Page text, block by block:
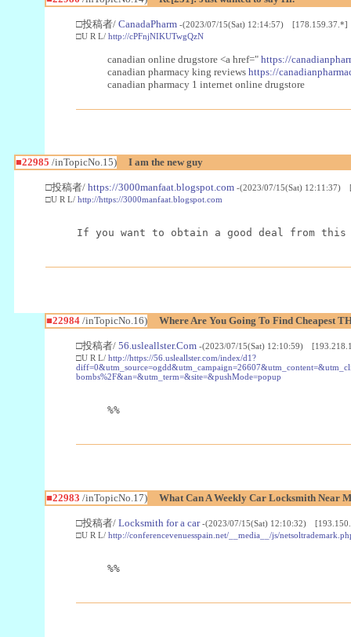
□投稿者/ CanadaPharm -(2023/07/15(Sat) 12:14:57) [178.159.37.*]
□U R L/ http://cPFnjNIKUTwgQzN
canadian online drugstore <a href=" https://
canadian pharmacy king reviews https://
canadian pharmacy 1 internet online drugstore
■22985 /inTopicNo.15) I am the new guy
□投稿者/ https://3000manfaat.blogspot.com -(2023/07/15(Sat) 12:11:37)
□U R L/ http://https://3000manfaat.blogspot.com
If you want to obtain a good deal from this
■22984/inTopicNo.16) Where Are You Going To Find Cheapest
□投稿者/ 56.usleallster.Com -(2023/07/15(Sat) 12:10:59)
□U R L/ http://https://56.usleallster.com/index/d1?
bombs%2F&an=&utm_term=&site=&pushMode=popup
%%
■22983 /inTopicNo.17) What Can A Weekly Car Locksmith Near
□投稿者/ Locksmith for a car -(2023/07/15(Sat) 12:10:32)
□U R L/ http://conferencevenuesspain.net/__media__/js/
%%